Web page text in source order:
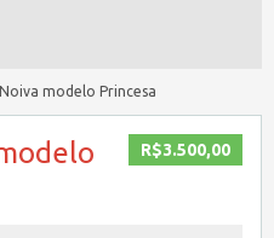
modelo Princesa
R$3.500,00